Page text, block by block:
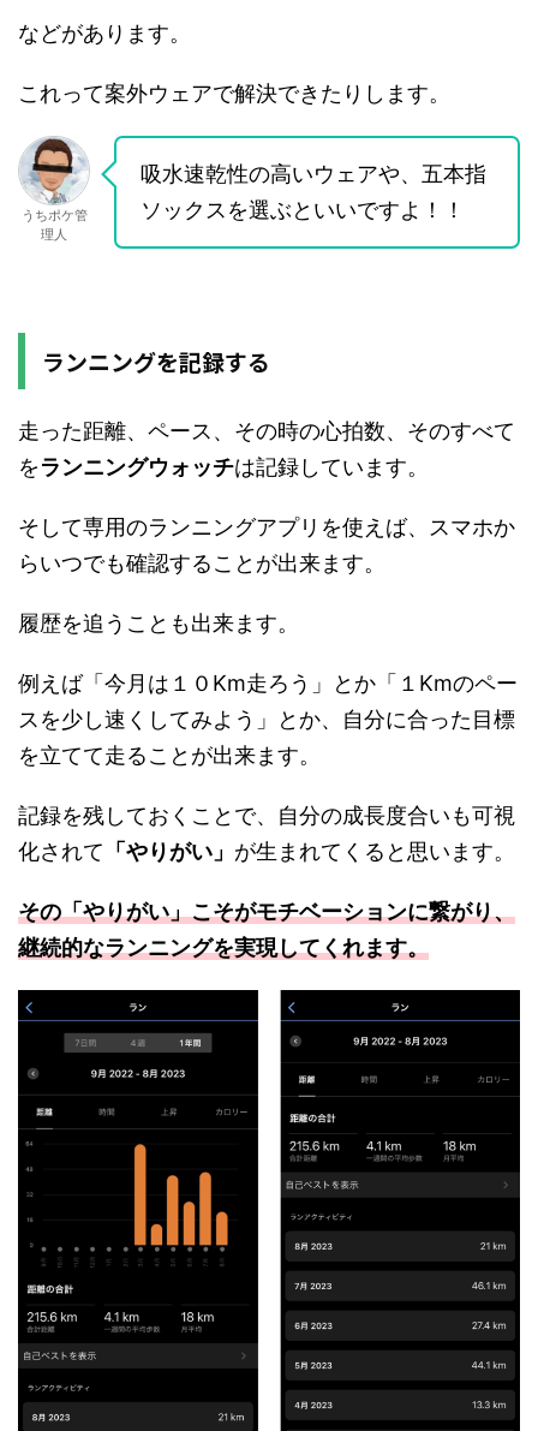
などがあります。
これって案外ウェアで解決できたりします。
うちポケ管
理人
吸水速乾性の高いウェアや、五本指
ソックスを選ぶといいですよ！！
ランニングを記録する
走った距離、ペース、その時の心拍数、そのすべて
をランニングウォッチは記録しています。
そして専用のランニングアプリを使えば、スマホか
らいつでも確認することが出来ます。
履歴を追うことも出来ます。
例えば「今月は１０Km走ろう」とか「１Kmのペー
スを少し速くしてみよう」とか、自分に合った目標
を立てて走ることが出来ます。
記録を残しておくことで、自分の成長度合いも可視
化されて 「やりがい」 が生まれてくると思います。
その「やりがい」こそがモチベーションに繋がり、
継続的なランニングを実現してくれます。